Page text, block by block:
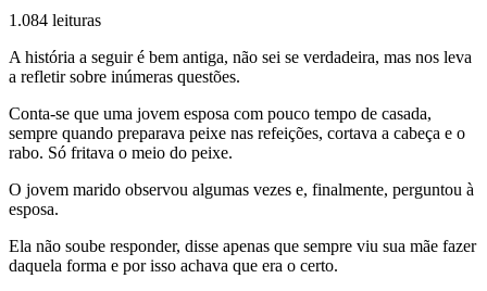
1.084 leituras
A história a seguir é bem antiga, não sei se verdadeira, mas nos leva
a refletir sobre inúmeras questões.
Conta-se que uma jovem esposa com pouco tempo de casada,
sempre quando preparava peixe nas refeições, cortava a cabeça e o
rabo. Só fritava o meio do peixe.
O jovem marido observou algumas vezes e, finalmente, perguntou à
esposa.
Ela não soube responder, disse apenas que sempre viu sua mãe fazer
daquela forma e por isso achava que era o certo.